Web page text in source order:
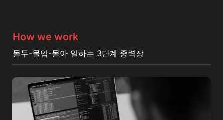
How we work
몰두-몰입-몰아 일하는 3단계 중력장